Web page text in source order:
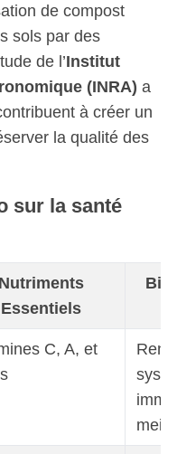
de compost
sols par des
de l’Institut
(INRA) a
à créer un
la qualité des
sur la santé
Nutriments
Essentiels
C, A, et